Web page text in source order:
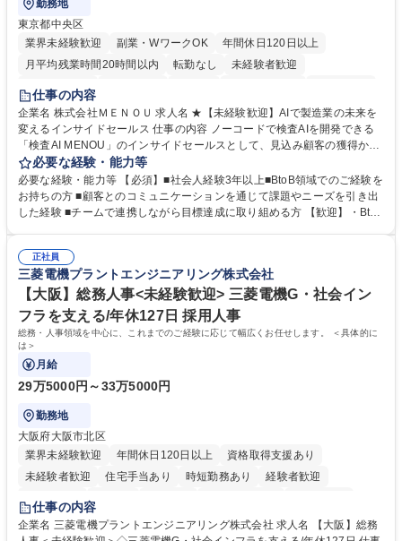
勤務地
東京都中央区
業界未経験歓迎
副業・WワークOK
年間休日120日以上
月平均残業時間20時間以内
転勤なし
未経験者歓迎
時短勤務あり
駅近5分以内
土日祝休み 服装自由
仕事の内容
企業名 株式会社ＭＥＮＯＵ 求人名 ★【未経験歓迎】AIで製造業の未来を
変えるインサイドセールス 仕事の内容 ノーコードで検査AIを開発できる
「検査AI MENOU」のインサイドセールスとして、見込み顧客の獲得から
商談機会の創出までを担っていただきます。マーケティングとフィールド
セールスをつなぐ役割として、 適切なタイミングで顧客とコミュニケーシ
ョンを取りながら、受注につながる商談機会の最大化を目指します。 【具
体的な仕事内容】 リードへの電話・メールによるアプローチ/リードナー
実行/フィールドセールスへの案件連携 募集職種 ★【未経験歓迎】AIで製
造業の未来を変えるインサイドセールス
必要な経験・能力等
必要な経験・能力等 【必須】■社会人経験3年以上■BtoB領域でのご経験を
お持ちの方 ■顧客とのコミュニケーションを通じて課題やニーズを引き出
した経験 ■チームで連携しながら目標達成に取り組める方 【歓迎】・BtoB
企画・実行経験 ・CRM・リードナーチャリングに関する知見 ・データを
もとに営業プロセスを改善した経験 学歴・資格 学歴：大学院 大学 高専 短
大 専修学校 高校 語学力： 資格：
正社員
三菱電機プラントエンジニアリング株式会社
【大阪】総務人事<未経験歓迎> 三菱電機G・社会イン
フラを支える/年休127日 採用人事
総務・人事領域を中心に、これまでのご経験に応じて幅広くお任せします。 ＜具体的に
は＞
月給
29万5000円～33万5000円
勤務地
大阪府大阪市北区
業界未経験歓迎
年間休日120日以上
資格取得支援あり
未経験者歓迎
住宅手当あり 時短勤務あり
経験者歓迎
退職金あり
駅近5分以内
土日祝休み 服装自由 寮・社宅あり 食事補助あり
仕事の内容
企業名 三菱電機プラントエンジニアリング株式会社 求人名 【大阪】総務